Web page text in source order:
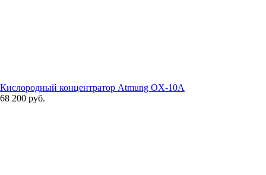
Кислородный концентратор Atmung OX-10A
68 200 руб.